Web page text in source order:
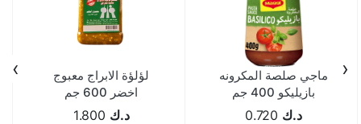
ماجي صلصة المكرونه
بازيليكو 400 جم
د.ك 0.720
لؤلؤة الابراج معبوج
اخضر 600 جم
د.ك 1.800
‹
›